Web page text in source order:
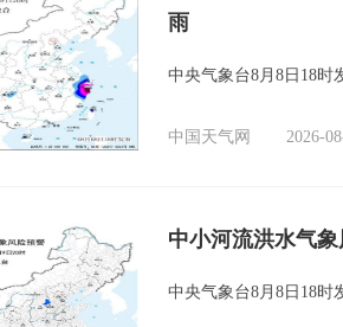
雨
中央气象台8月8日18时
中国天气网 2026-
中小河流洪水气
中央气象台8月8日18时